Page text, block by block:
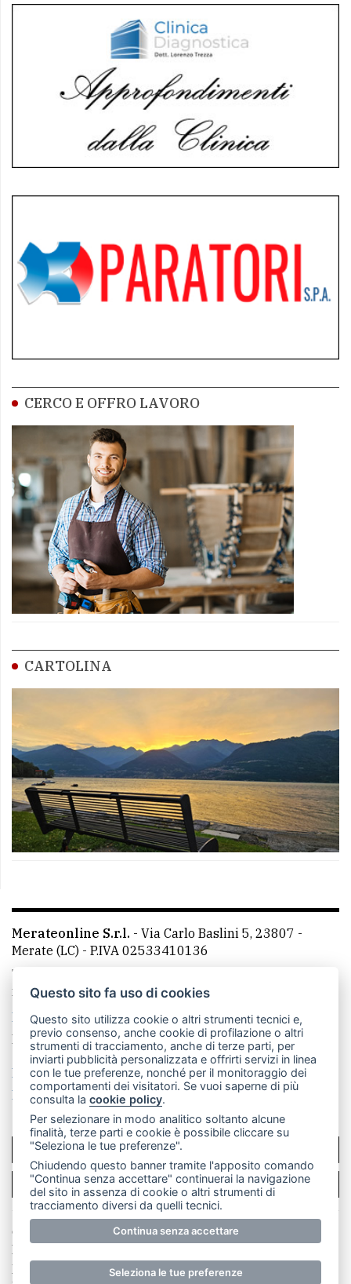
CERCO E OFFRO LAVORO
CARTOLINA
Merateonline S.r.l. - Via Carlo Baslini 5, 23807 -
Merate (LC) - P.IVA 02533410136
Telefono:
mail: redazione@leccoonline.com
La redazione
MerateOnline CasateOnline
RSS
Made by VIP
Privacy policy
Cookie policy
Rivedi le tue scelte sui cookie
SCRIVICI
PER LA TUA PUBBLICITÀ
© Copyright Merateonline S.r.l. - Tutti i diritti riservati.
E' proibita la riproduzione e pubblicazione anche
parziale di testi, articoli e immagini senza la
Questo sito fa uso di cookies
Questo sito utilizza cookie o altri strumenti tecnici e,
previo consenso, anche cookie di profilazione o altri
strumenti di tracciamento, anche di terze parti, per
inviarti pubblicità personalizzata e offrirti servizi in linea
con le tue preferenze, nonché per il monitoraggio dei
comportamenti dei visitatori. Se vuoi saperne di più
consulta lacookie policy.
Per selezionare in modo analitico soltanto alcune
finalità, terze parti e cookie è possibile cliccare su
"Seleziona le tue preferenze".
Chiudendo questo banner tramite l'apposito comando
"Continua senza accettare" continuerai la navigazione
del sito in assenza di cookie o altri strumenti di
tracciamento diversi da quelli tecnici.
Continua senza accettare
Seleziona le tue preferenze